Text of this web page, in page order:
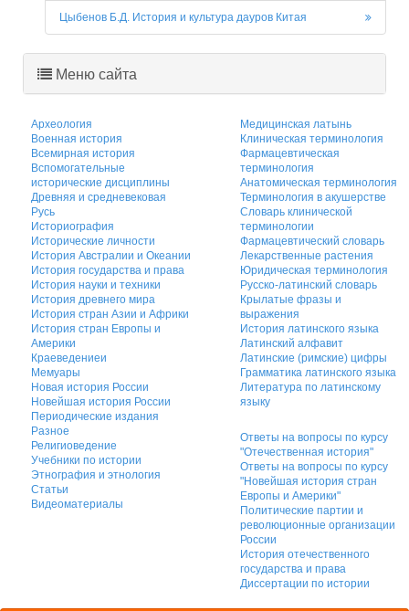
Цыбенов Б.Д. История и культура дауров Китая
Меню сайта
Археология
Военная история
Всемирная история
Вспомогательные
исторические дисциплины
Древняя и средневековая
Русь
Историография
Исторические личности
История Австралии и Океании
История государства и права
История науки и техники
История древнего мира
История стран Азии и Африки
История стран Европы и
Америки
Краеведениеи
Мемуары
Новая история России
Новейшая история России
Периодические издания
Разное
Религиоведение
Учебники по истории
Этнография и этнология
Статьи
Видеоматериалы
Медицинская латынь
Клиническая терминология
Фармацевтическая
терминология
Анатомическая терминология
Терминология в акушерстве
Словарь клинической
терминологии
Фармацевтический словарь
Лекарственные растения
Юридическая терминология
Русско-латинский словарь
Крылатые фразы и
выражения
История латинского языка
Латинский алфавит
Латинские (римские) цифры
Грамматика латинского языка
Литература по латинскому
языку
Ответы на вопросы по курсу
"Отечественная история"
Ответы на вопросы по курсу
"Новейшая история стран
Европы и Америки"
Политические партии и
революционные организации
России
История отечественного
государства и права
Диссертации по истории